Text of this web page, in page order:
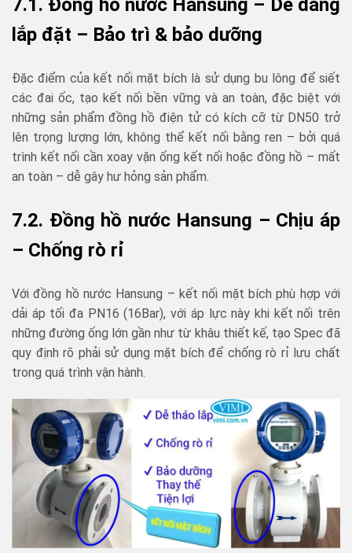
7.1. Đồng hồ nước Hansung – Dễ dàng
lắp đặt – Bảo trì & bảo dưỡng
Đặc điểm của kết nối mặt bích là sử dụng bu lông để siết
các đai ốc, tạo kết nối bền vững và an toàn, đặc biệt với
những sản phẩm đồng hồ điện tử có kích cỡ từ DN50 trở
lên trọng lượng lớn, không thể kết nối bằng ren – bởi quá
trình kết nối cần xoay vặn ống kết nối hoặc đồng hồ – mất
an toàn – dễ gây hư hỏng sản phẩm.
7.2. Đồng hồ nước Hansung – Chịu áp
– Chống rò rỉ
Với đồng hồ nước Hansung – kết nối mặt bích phù hợp với
dải áp tối đa PN16 (16Bar), với áp lực này khi kết nối trên
những đường ống lớn gần như từ khâu thiết kế, tạo Spec đã
quy định rõ phải sử dụng mặt bích để chống rò rỉ lưu chất
trong quá trình vận hành.